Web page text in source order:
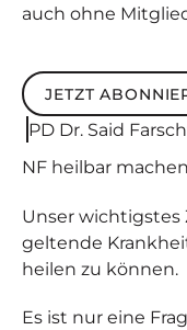
auch ohne
Jetzt abonnieren
JETZT
PD Dr. Said
NF heilbarmachen
Unser wichtigstes
geltende
heilen zu können.
Es ist nur eine